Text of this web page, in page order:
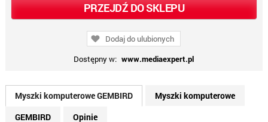
PRZEJDŹ DO SKLEPU
Dodaj do ulubionych
Dostępny w: www.mediaexpert.pl
Myszki komputerowe GEMBIRD
Myszki komputerowe
GEMBIRD
Opinie